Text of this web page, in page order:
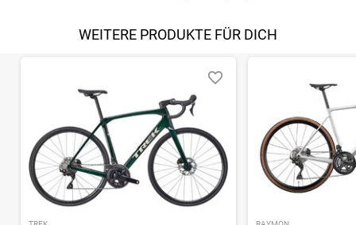
WEITERE PRODUKTE FÜR DICH